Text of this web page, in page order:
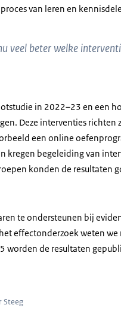
van leren en
veel beter welke
in 2022–23 en een
Deze interventies
een online
kregen begeleiding van
konden de resultaten
te ondersteunen bij
effectonderzoek weten
worden de resultaten
Steeg